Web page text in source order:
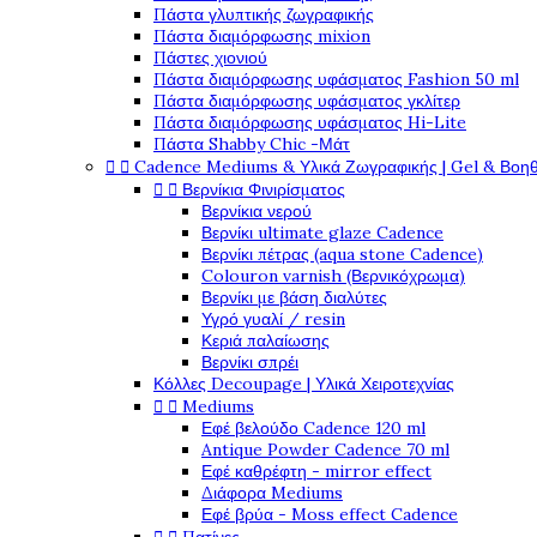
Πάστα γλυπτικής ζωγραφικής
Πάστα διαμόρφωσης mixion
Πάστες χιονιού
Πάστα διαμόρφωσης υφάσματος Fashion 50 ml
Πάστα διαμόρφωσης υφάσματος γκλίτερ
Πάστα διαμόρφωσης υφάσματος Hi-Lite
Πάστα Shabby Chic -Μάτ
  Cadence Mediums & Υλικά Ζωγραφικής | Gel &
  Βερνίκια Φινιρίσματος
Βερνίκια νερού
Βερνίκι ultimate glaze Cadence
Βερνίκι πέτρας (aqua stone Cadence)
Colouron varnish (Βερνικόχρωμα)
Βερνίκι με βάση διαλύτες
Υγρό γυαλί / resin
Κεριά παλαίωσης
Βερνίκι σπρέι
Κόλλες Decoupage | Υλικά Χειροτεχνίας
  Mediums
Εφέ βελούδο Cadence 120 ml
Antique Powder Cadence 70 ml
Εφέ καθρέφτη - mirror effect
Διάφορα Mediums
Εφέ βρύα - Moss effect Cadence